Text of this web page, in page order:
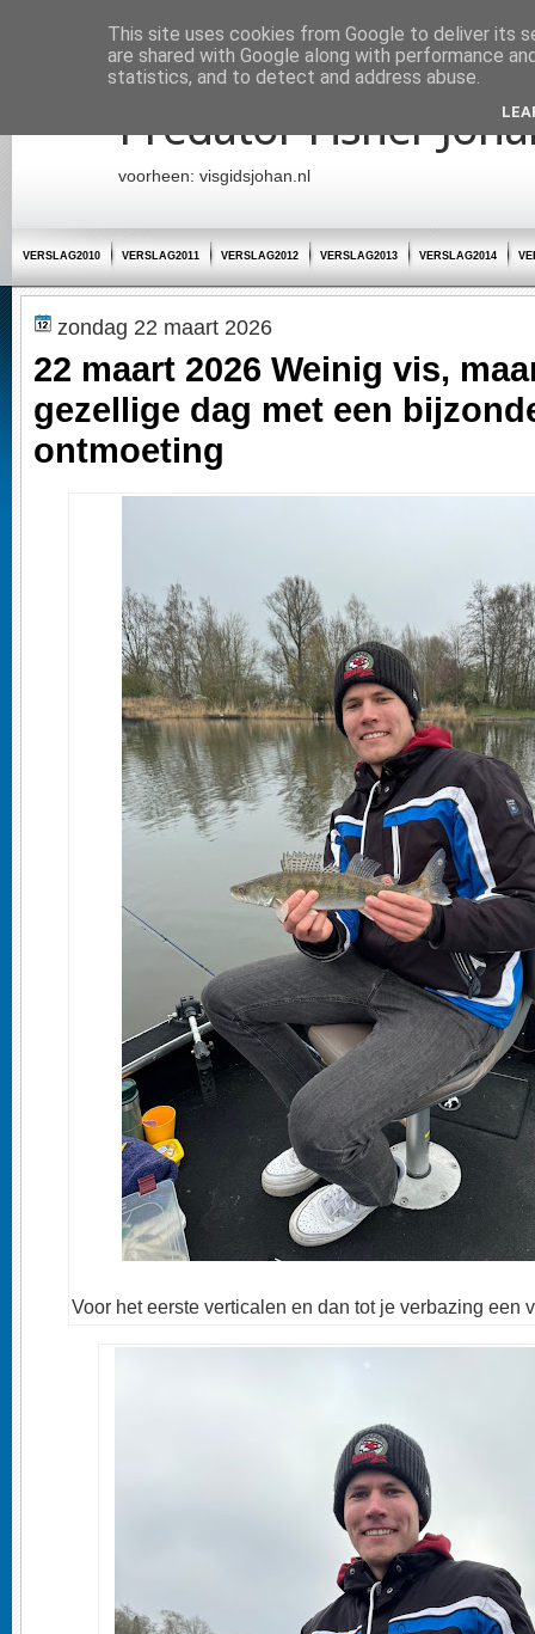
Startpagina
Predator Fisher
voorheen: visgidsjohan.nl
VERSLAG2010 VERSLAG2011 VERSLAG2012 VERSLAG2013 VERSLAG2014
zondag 22 maart 2026
22 maart 2026 Weinig vis,
gezellige dag met een
ontmoeting
Voor het eerste verticalen en dan tot je verbazing een
This site uses cookies from Google to deliver its
are shared with Google along with performance
statistics, and to detect and address abuse.